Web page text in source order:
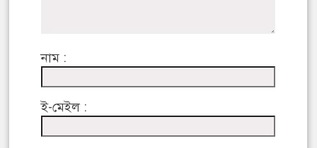
নাম :
ই-মেইল :